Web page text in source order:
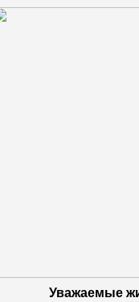
Уважаемые